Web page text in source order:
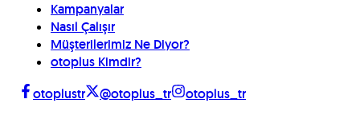
Kampanyalar
Nasıl Çalışır
Müşterilerimiz Ne Diyor?
otoplus Kimdir?
otoplustr
@otoplus_tr
otoplus_tr